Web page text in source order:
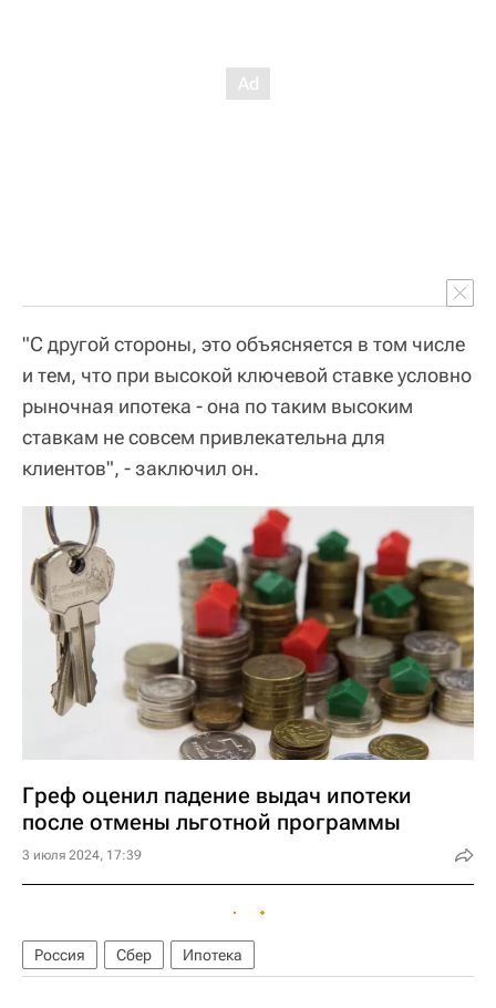
"С другой стороны, это объясняется в том числе
и тем, что при высокой ключевой ставке условно
рыночная ипотека - она по таким высоким
ставкам не совсем привлекательна для
клиентов", - заключил он.
Греф оценил падение выдач ипотеки
после отмены льготной программы
3 июля 2024, 17:39
Россия Сбер Ипотека